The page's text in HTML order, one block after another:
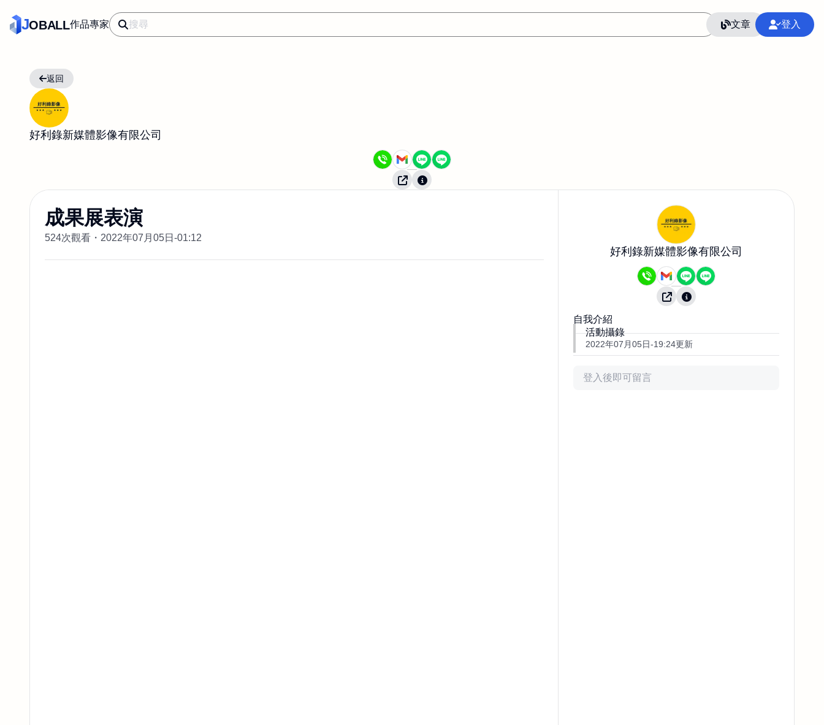
JOBALL作品專家 文章 登入
返回
好利錄新媒體影像有限公司
成果展表演
524次觀看・ 2022年07月05日-01:12
好利錄新媒體影像有限公司
自我介紹
活動攝錄
2022年07月05日-19:24更新